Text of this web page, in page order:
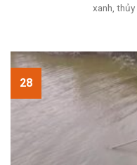
xanh, thủy
28